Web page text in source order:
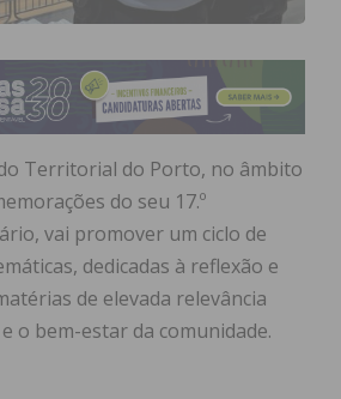
Territorial do Porto, no âmbito
do seu 17.º
vai promover um ciclo de
dedicadas à reflexão e
de elevada relevância
o bem-estar da comunidade.